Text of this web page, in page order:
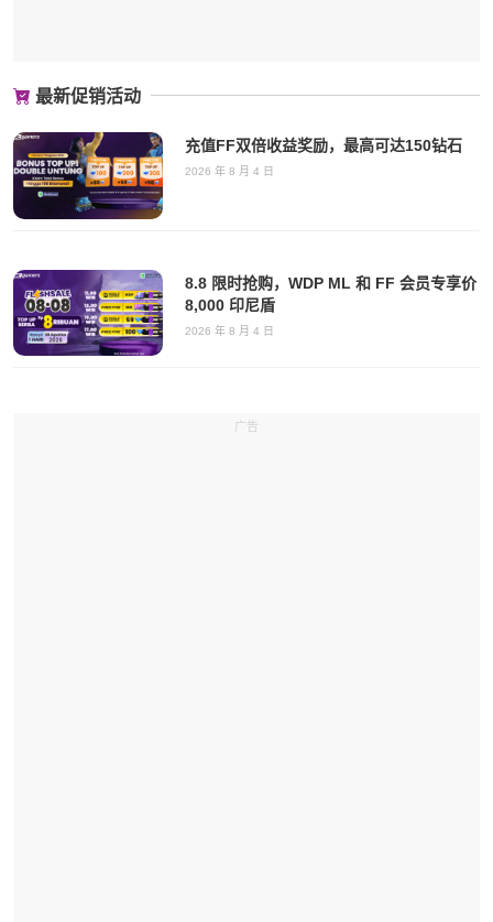
最新促销活动
充值FF双倍收益奖励，最高可达150钻石
2026 年 8 月 4 日
8.8 限时抢购，WDP ML 和 FF 会员专享价
8,000 印尼盾
2026 年 8 月 4 日
广告